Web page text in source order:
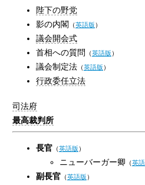
陛下の野党
影の内閣 （英語版）
議会開会式
首相への質問
（英語版）
議会制定法（英語版）
行政委任立法
司法府
最高裁判所
長官（英語版）
ニューバーガー卿 （英
副長官（英語版）